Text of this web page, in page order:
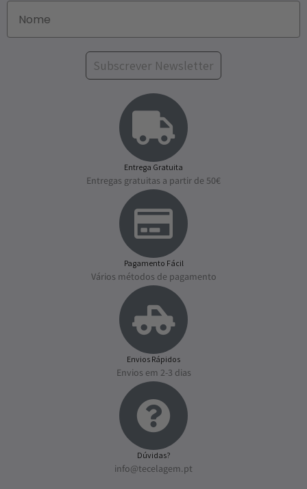
Subscrever Newsletter
Entrega Gratuita
Entregas gratuitas a partir de 50€
Pagamento Fácil
Vários métodos de pagamento
Envios Rápidos
Envios em 2-3 dias
Dúvidas?
info@tecelagem.pt